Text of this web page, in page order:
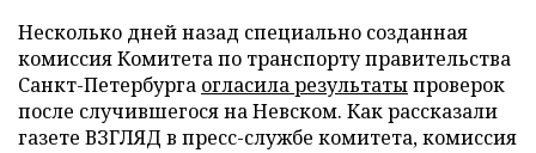
Несколько дней назад специально созданная
комиссия Комитета по транспорту правительства
Санкт-Петербурга огласила результатыпроверок
после случившегося на Невском. Как рассказали
газете ВЗГЛЯД в пресс-службе комитета, комиссия